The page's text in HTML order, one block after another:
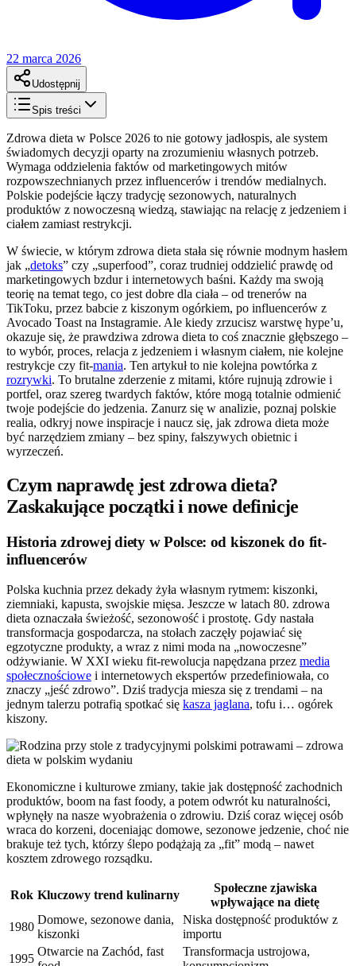
22 marca 2026
Udostępnij
Spis treści
Zdrowa dieta w Polsce 2026 to nie gotowy jadłospis, ale system
świadomych decyzji oparty na zrozumieniu własnych potrzeb.
Wymaga oddzielenia faktów od marketingowych mitów
rozpowszechnianych przez influencerów i trendów medialnych.
Polskie podejście łączy tradycję sezonowych, naturalnych
produktów z nowoczesną wiedzą, stawiając na relację z jedzeniem i
ciałem zamiast restrykcji.
W świecie, w którym zdrowa dieta stała się równie modnym hasłem
jak „detoks” czy „superfood”, coraz trudniej oddzielić prawdę od
marketingowych bzdur i internetowych baśni. Każdy ma swoją
teorię na temat tego, co jest dobre dla ciała – od trenerów na
TikToku, przez babcie z kiszonym ogórkiem, po influencerów z
Avocado Toast na Instagramie. Ale kiedy zrzucisz warstwę hype’u,
okazuje się, że prawdziwa zdrowa dieta to coś znacznie głębszego –
to wybór, proces, relacja z jedzeniem i własnym ciałem, nie kolejne
restrykcje czy fit-mania. Ten artykuł to nie kolejna powtórka z
rozrywki. To brutalne zderzenie z mitami, które rujnują zdrowie i
portfel, oraz szereg twardych faktów, które mogą totalnie odmienić
twoje podejście do jedzenia. Zanurz się w analizie, poznaj polskie
realia, odkryj nowe inspiracje i naucz się, jak zdrowa dieta może
być narzędziem zmiany – bez spiny, fałszywych obietnic i
wyrzeczeń.
Czym naprawdę jest zdrowa dieta?
Zaskakujące początki i nowe definicje
Historia zdrowej diety w Polsce: od kiszonek do fit-
influencerów
Polska kuchnia przez dekady żyła własnym rytmem: kiszonki,
ziemniaki, kapusta, swojskie mięsa. Jeszcze w latach 80. zdrowa
dieta oznaczała świeżość, sezonowość i prostotę. Gdy nastała
transformacja gospodarcza, na stołach zaczęły pojawiać się
egzotyczne produkty, a wraz z nimi moda na „nowoczesne”
odżywianie. W XXI wieku fit-rewolucja napędzana przez media
społecznościowe i internetowych ekspertów przedefiniowała, co
znaczy „jeść zdrowo”. Dziś tradycja miesza się z trendami – na
jednym talerzu potrafią spotkać się kasza jaglana, tofu i… ogórek
kiszony.
Ekonomiczne i kulturowe zmiany, takie jak dostępność zachodnich
produktów, boom na fast foody, a potem odwrót ku naturalności,
wpłynęły na nasze wyobrażenia o zdrowiu. Dziś coraz więcej osób
wraca do korzeni, doceniając domowe, sezonowe jedzenie, choć nie
brakuje też tych, którzy ślepo podążają za „fit” modą – nawet
kosztem zdrowego rozsądku.
Rok Kluczowy trend kulinarny
Społeczne zjawiska
wpływające na dietę
1980
Domowe, sezonowe dania,
kiszonki
Niska dostępność produktów z
importu
1995
Otwarcie na Zachód, fast
Transformacja ustrojowa,